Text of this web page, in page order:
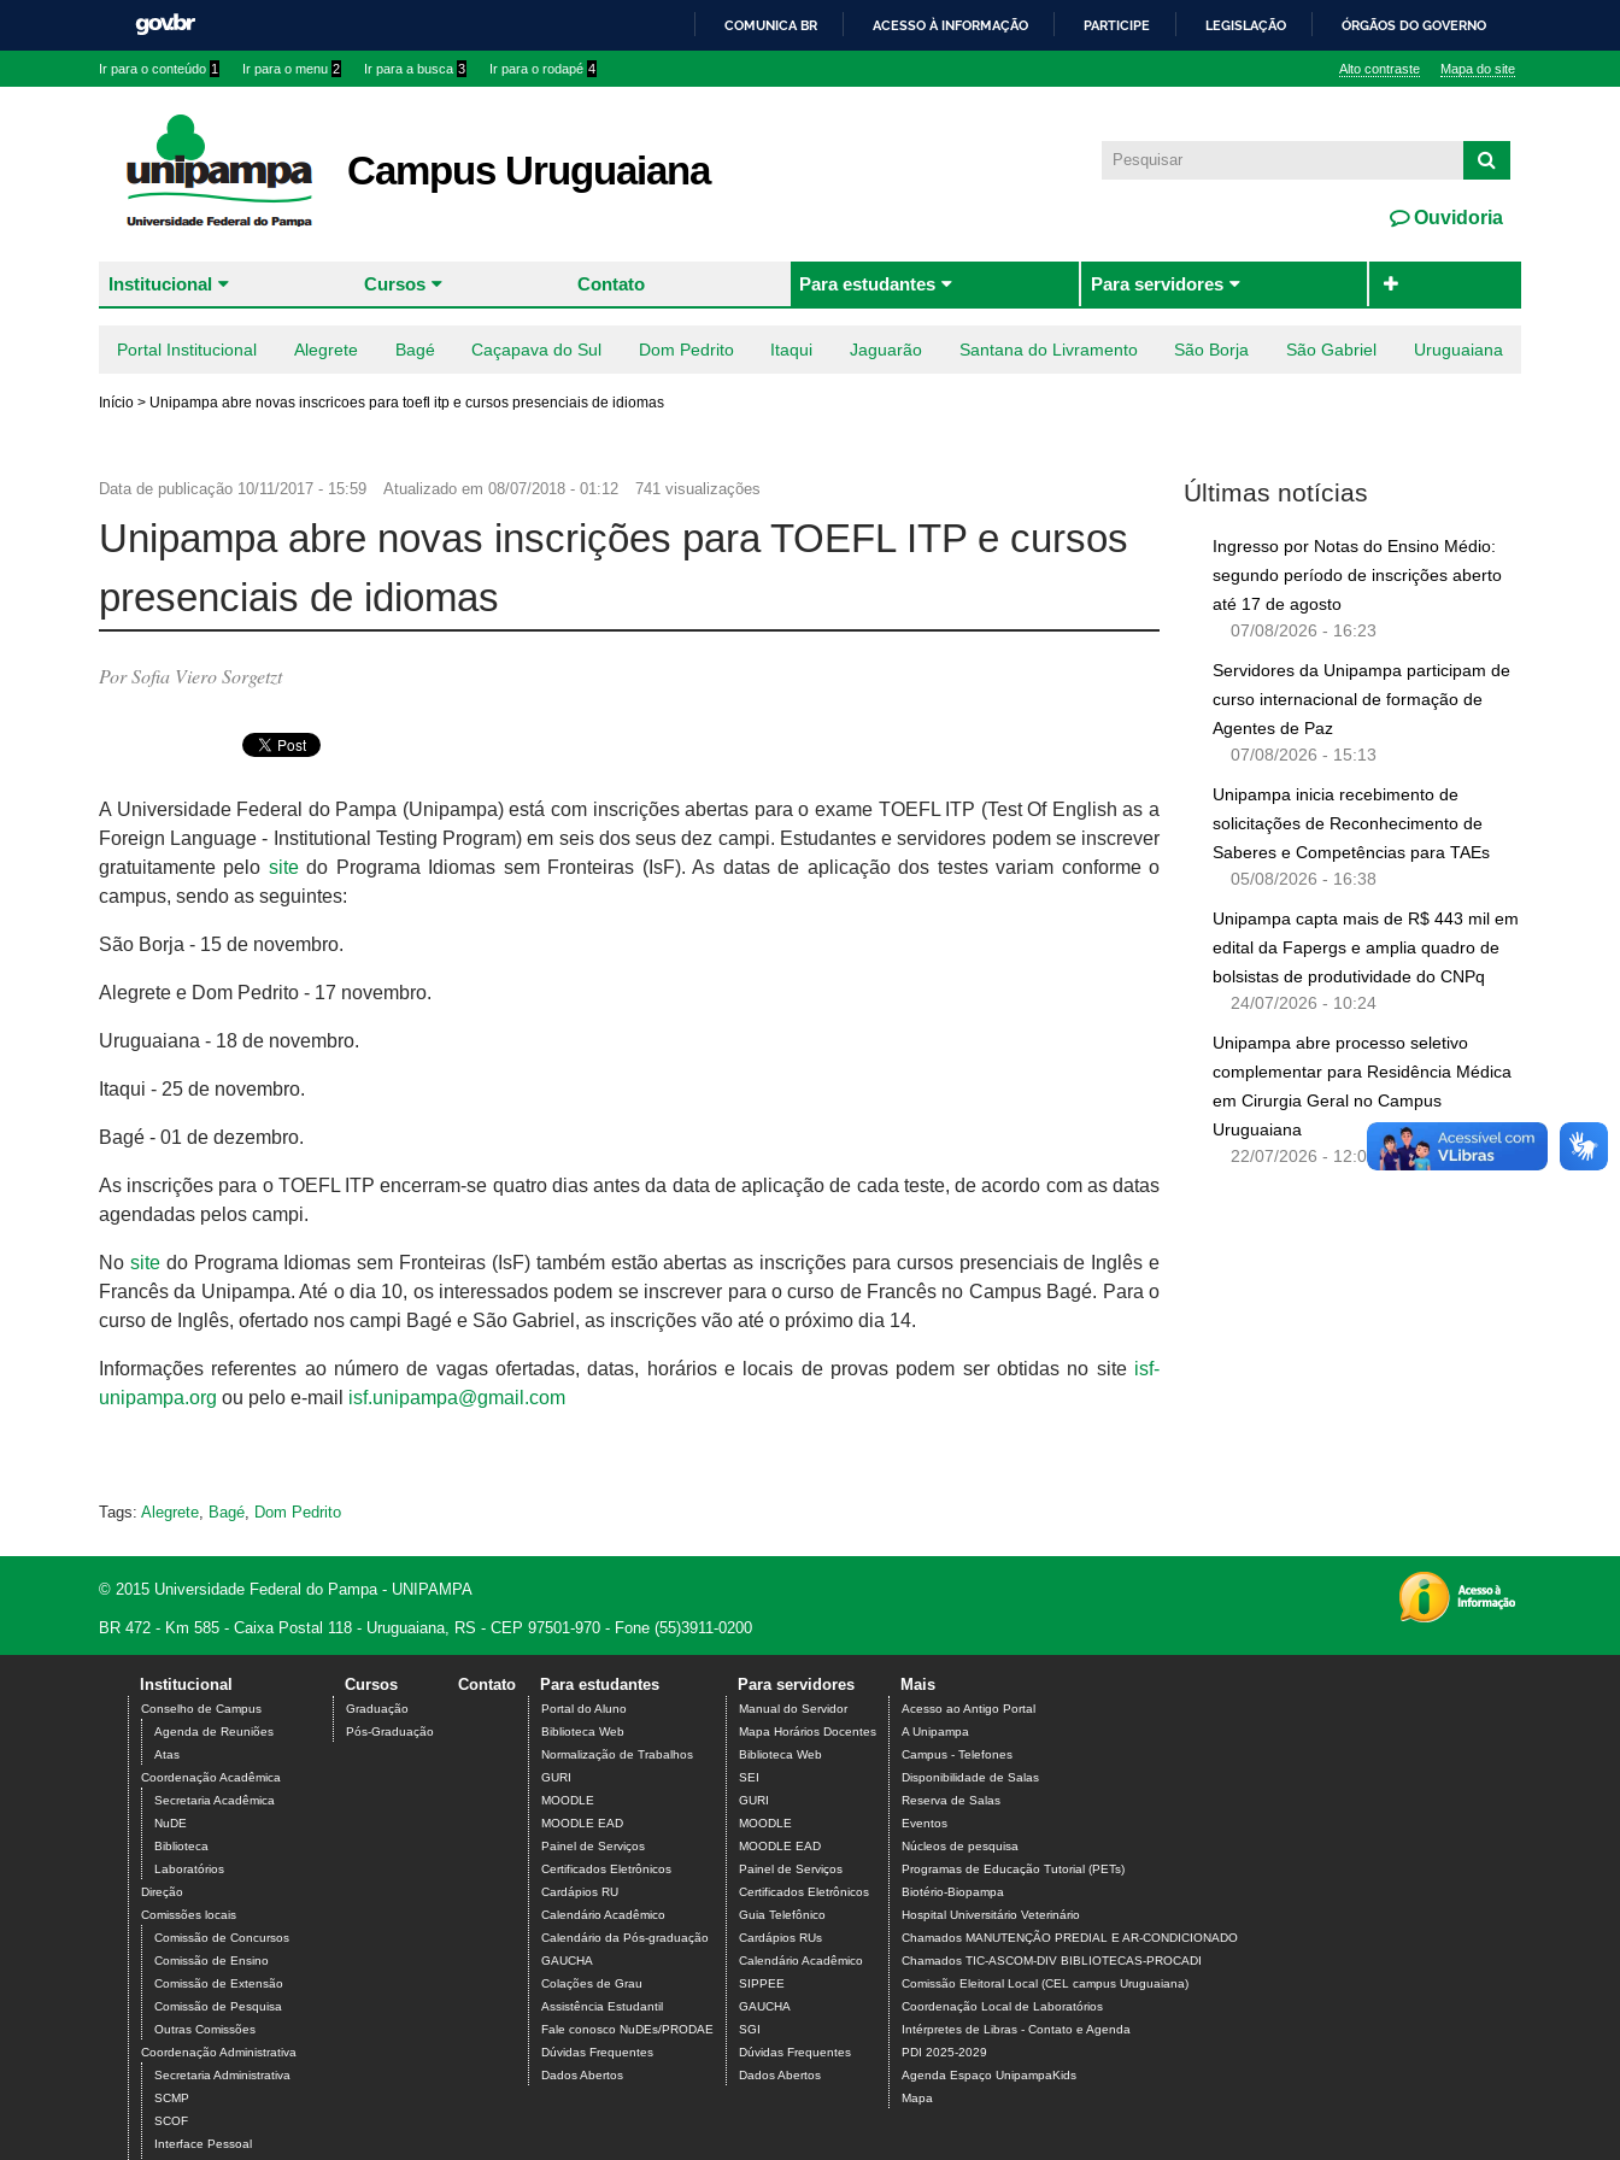
COMUNICA BR ACESSO À INFORMAÇÃO PARTICIPE LEGISLAÇÃO ÓRGÃOS DO GOVERNO
Ir para o conteúdo 1 Ir para o menu 2 Ir para a busca 3 Ir para o rodapé 4 Alto contraste Mapa do site
Campus Uruguaiana
Ouvidoria
Institucional Cursos Contato Para estudantes Para servidores
Portal Institucional Alegrete Bagé Caçapava do Sul Dom Pedrito Itaqui Jaguarão Santana do Livramento São Borja São Gabriel Uruguaiana
Início > Unipampa abre novas inscricoes para toefl itp e cursos presenciais de idiomas
Data de publicação 10/11/2017 - 15:59 Atualizado em 08/07/2018 - 01:12 741 visualizações
Unipampa abre novas inscrições para TOEFL ITP e cursos
presenciais de idiomas
Por Sofia Viero Sorgetzt
A Universidade Federal do Pampa (Unipampa) está com inscrições abertas para o exame TOEFL ITP (Test Of English as a
Foreign Language - Institutional Testing Program) em seis dos seus dez campi. Estudantes e servidores podem se inscrever
gratuitamente pelo sitedo Programa Idiomas sem Fronteiras (IsF). As datas de aplicação dos testes variam conforme o
campus, sendo as seguintes:
São Borja - 15 de novembro.
Alegrete e Dom Pedrito - 17 novembro.
Uruguaiana - 18 de novembro.
Itaqui - 25 de novembro.
Bagé - 01 de dezembro.
As inscrições para o TOEFL ITP encerram-se quatro dias antes da data de aplicação de cada teste, de acordo com as datas
agendadas pelos campi.
No sitedo Programa Idiomas sem Fronteiras (IsF) também estão abertas as inscrições para cursos presenciais de Inglês e
Francês da Unipampa. Até o dia 10, os interessados podem se inscrever para o curso de Francês no Campus Bagé. Para o
curso de Inglês, ofertado nos campi Bagé e São Gabriel, as inscrições vão até o próximo dia 14.
Informações referentes ao número de vagas ofertadas, datas, horários e locais de provas podem ser obtidas no site isf-
unipampa.org ou pelo e-mail isf.unipampa@gmail.com
Tags: Alegrete Bagé Dom Pedrito
Últimas notícias
Ingresso por Notas do Ensino Médio:
segundo período de inscrições aberto
até 17 de agosto
07/08/2026 - 16:23
Servidores da Unipampa participam de
curso internacional de formação de
Agentes de Paz
07/08/2026 - 15:13
Unipampa inicia recebimento de
solicitações de Reconhecimento de
Saberes e Competências para TAEs
05/08/2026 - 16:38
Unipampa capta mais de R$ 443 mil em
edital da Fapergs e amplia quadro de
bolsistas de produtividade do CNPq
24/07/2026 - 10:24
Unipampa abre processo seletivo
complementar para Residência Médica
em Cirurgia Geral no Campus
Uruguaiana
22/07/2026 - 12:01
© 2015 Universidade Federal do Pampa - UNIPAMPA
BR 472 - Km 585 - Caixa Postal 118 - Uruguaiana, RS - CEP 97501-970 - Fone (55)3911-0200
Institucional
Conselho de Campus
Agenda de Reuniões
Atas
Coordenação Acadêmica
Secretaria Acadêmica
NuDE
Biblioteca
Laboratórios
Direção
Comissões locais
Comissão de Concursos
Comissão de Ensino
Comissão de Extensão
Comissão de Pesquisa
Outras Comissões
Coordenação Administrativa
Secretaria Administrativa
SCMP
SCOF
Interface Pessoal
Cursos
Graduação
Pós-Graduação
Contato Para estudantes
Portal do Aluno
Biblioteca Web
Normalização de Trabalhos
GURI
MOODLE
MOODLE EAD
Painel de Serviços
Certificados Eletrônicos
Cardápios RU
Calendário Acadêmico
Calendário da Pós-graduação
GAUCHA
Colações de Grau
Assistência Estudantil
Fale conosco NuDEs/PRODAE
Dúvidas Frequentes
Dados Abertos
Para servidores
Manual do Servidor
Mapa Horários Docentes
Biblioteca Web
SEI
GURI
MOODLE
MOODLE EAD
Painel de Serviços
Certificados Eletrônicos
Guia Telefônico
Cardápios RUs
Calendário Acadêmico
SIPPEE
GAUCHA
SGI
Dúvidas Frequentes
Dados Abertos
Mais
Acesso ao Antigo Portal
A Unipampa
Campus - Telefones
Disponibilidade de Salas
Reserva de Salas
Eventos
Núcleos de pesquisa
Programas de Educação Tutorial (PETs)
Biotério-Biopampa
Hospital Universitário Veterinário
Chamados MANUTENÇÃO PREDIAL E AR-CONDICIONADO
Chamados TIC-ASCOM-DIV BIBLIOTECAS-PROCADI
Comissão Eleitoral Local (CEL campus Uruguaiana)
Coordenação Local de Laboratórios
Intérpretes de Libras - Contato e Agenda
PDI 2025-2029
Agenda Espaço UnipampaKids
Mapa